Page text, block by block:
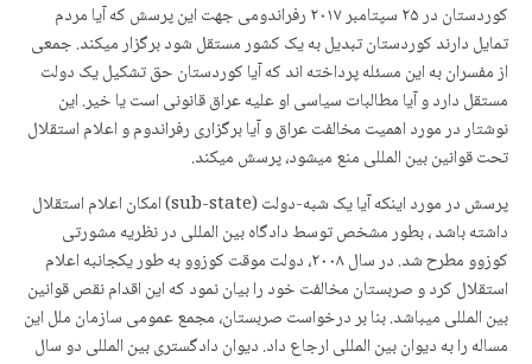
کوردستان در ٢۵ سپتامبر ٢٠١٧ رفراندومی جهت این پرسش که آیا مردم
تمایل دارند کوردستان تبدیل به یک کشور مستقل شود برگزار میکند. جمعی
از مفسران به این مسئله پرداخته اند که آیا کوردستان حق تشکیل یک دولت
مستقل دارد و آیا مطالبات سیاسی او علیه عراق قانونی است یا خیر. این
نوشتار در مورد اهمیت مخالفت عراق و آیا برگزاری رفراندوم و اعلام استقلال
تحت قوانین بین المللی منع میشود، پرسش میکند.
پرسش در مورد اینکه آیا یک شبه-دولت (sub-state) امکان اعلام استقلال
داشتە باشد ، بطور مشخص توسط دادگاه بین المللی در نظریه مشورتی
کوزوو مطرح شد. در سال ٢٠٠٨، دولت موقت کوزوو به طور یکجانبه اعلام
استقلال کرد و صربستان مخالفت خود را بیان نمود که این اقدام نقص قوانین
بین المللی میباشد. بنا بر درخواست صربستان، مجمع عمومی سازمان ملل این
مساله را به دیوان بین المللی ارجاع داد. دیوان دادگستری بین المللی دو سال